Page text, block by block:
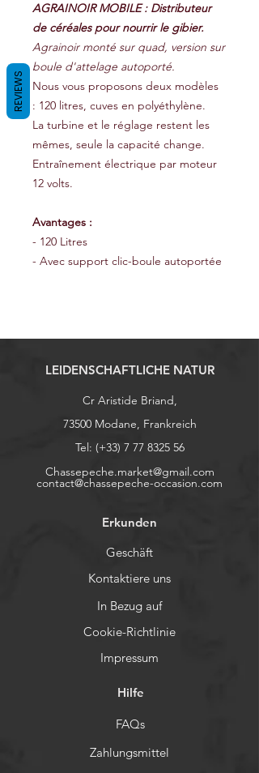
AGRAINOIR MOBILE : Distributeur
de céréales pour nourrir le gibier.
Agrainoir monté sur quad, version sur
boule d'attelage autoporté.
Nous vous proposons deux modèles
: 120 litres, cuves en polyéthylène.
La turbine et le réglage restent les
mêmes, seule la capacité change.
Entraînement électrique par moteur
12 volts.
Avantages :
- 120 Litres
- Avec support clic-boule autoportée
LEIDENSCHAFTLICHE NATUR
Cr Aristide Briand,
73500 Modane, Frankreich
Tel: (+33) 7 77 8325 56
Chassepeche.market@gmail.com
contact@chassepeche-occasion.com
Erkunden
Geschäft
Kontaktiere uns
In Bezug auf
Cookie-Richtlinie
Impressum
Hilfe
FAQs
Zahlungsmittel
REVIEWS